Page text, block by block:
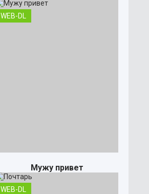
WEB-DL
Мужу привет
WEB-DL